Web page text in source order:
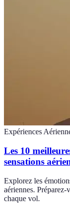
Expériences
Les 10
sensations
Explorez les
aériennes.
chaque vol.